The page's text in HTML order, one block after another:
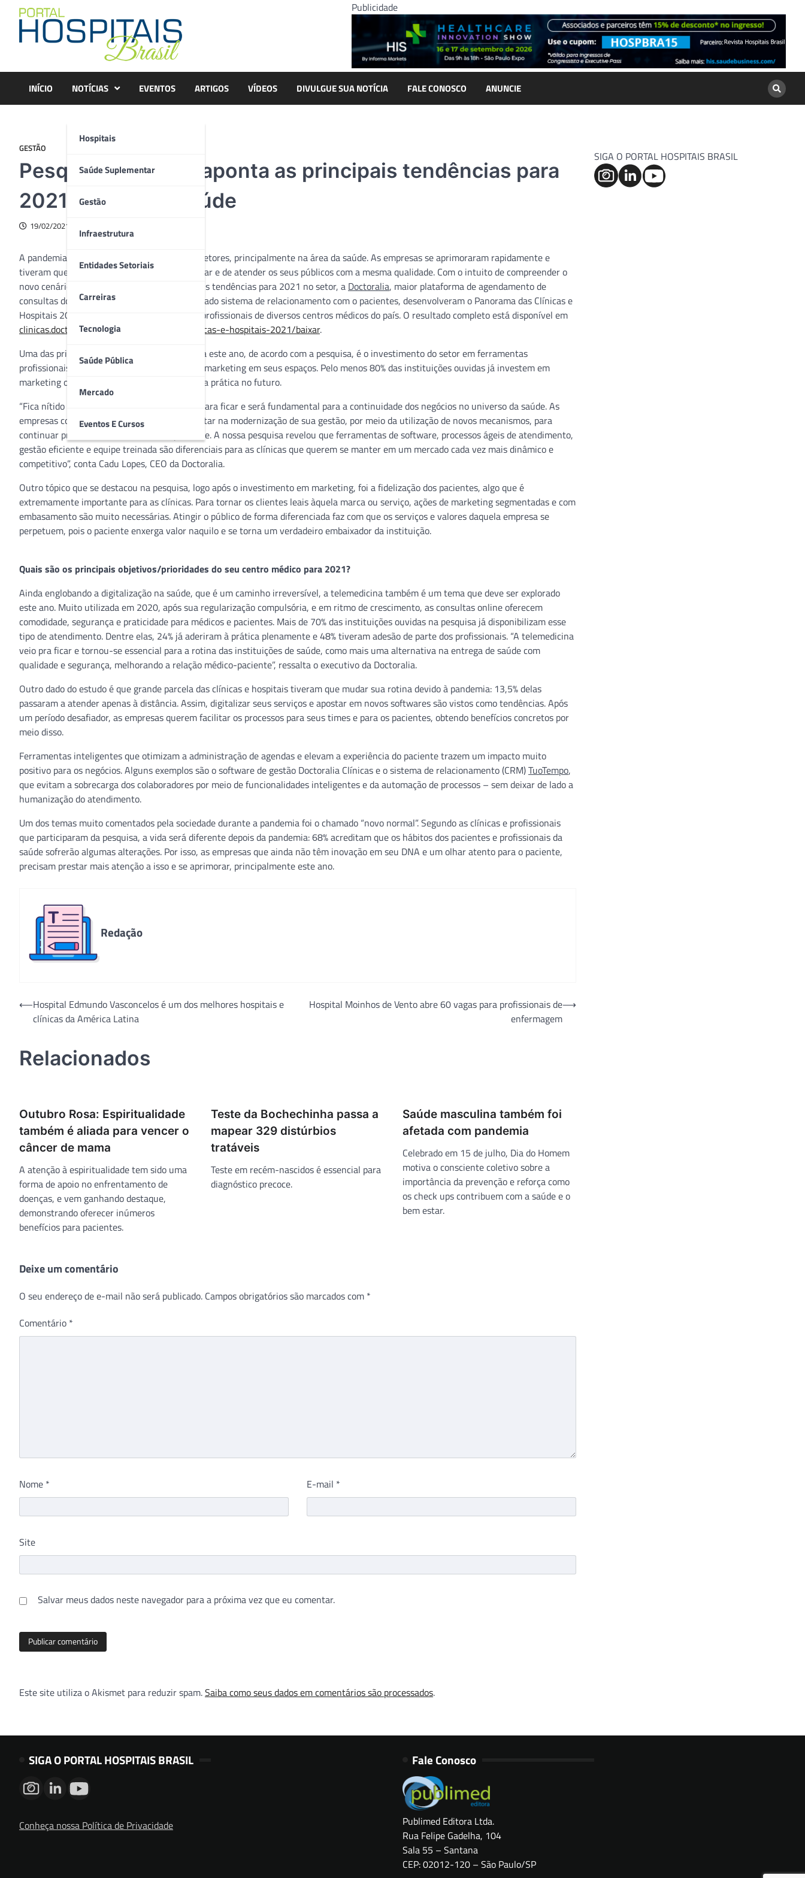
content
Publicidade
INÍCIO NOTÍCIAS
Hospitais
Saúde Suplementar
Gestão
Infraestrutura
Entidades Setoriais
Carreiras
Tecnologia
Saúde Pública
Mercado
Eventos E Cursos
EVENTOS ARTIGOS VÍDEOS DIVULGUE SUA NOTÍCIA FALE CONOSCO ANUNCIE
GESTÃO
Pesquisa nacional aponta as principais tendências para
2021 na área da saúde
19/02/2021
A pandemia transformou a rotina de muitos setores, principalmente na área da saúde. As empresas se aprimoraram rapidamente e
tiveram que criar novas formas de se relacionar e de atender os seus públicos com a mesma qualidade. Com o intuito de compreender o
novo cenário desafiador e apontar as principais tendências para 2021 no setor, a Doctoralia, maior plataforma de agendamento de
consultas do mundo, e o TuoTempo, um avançado sistema de relacionamento com o pacientes, desenvolveram o Panorama das Clínicas e
Hospitais 2021, estudo que entrevistou 340 profissionais de diversos centros médicos do país. O resultado completo está disponível em
clinicas.doctoralia.com.br/panorama-das-clinicas-e-hospitais-2021/baixar.
Uma das principais tendências apontadas para este ano, de acordo com a pesquisa, é o investimento do setor em ferramentas
profissionais para aplicação de estratégias de marketing em seus espaços. Pelo menos 80% das instituições ouvidas já investem em
marketing ou têm a intenção de investir nessa prática no futuro.
“Fica nítido que a transformação digital veio para ficar e será fundamental para a continuidade dos negócios no universo da saúde. As
empresas compreenderam que precisam apostar na modernização de sua gestão, por meio da utilização de novos mecanismos, para
continuar prestando atendimento de qualidade. A nossa pesquisa revelou que ferramentas de software, processos ágeis de atendimento,
gestão eficiente e equipe treinada são diferenciais para as clínicas que querem se manter em um mercado cada vez mais dinâmico e
competitivo”, conta Cadu Lopes, CEO da Doctoralia.
Outro tópico que se destacou na pesquisa, logo após o investimento em marketing, foi a fidelização dos pacientes, algo que é
extremamente importante para as clínicas. Para tornar os clientes leais àquela marca ou serviço, ações de marketing segmentadas e com
embasamento são muito necessárias. Atingir o público de forma diferenciada faz com que os serviços e valores daquela empresa se
perpetuem, pois o paciente enxerga valor naquilo e se torna um verdadeiro embaixador da instituição.
Quais são os principais objetivos/prioridades do seu centro médico para 2021?
Ainda englobando a digitalização na saúde, que é um caminho irreversível, a telemedicina também é um tema que deve ser explorado
este ano. Muito utilizada em 2020, após sua regularização compulsória, e em ritmo de crescimento, as consultas online oferecem
comodidade, segurança e praticidade para médicos e pacientes. Mais de 70% das instituições ouvidas na pesquisa já disponibilizam esse
tipo de atendimento. Dentre elas, 24% já aderiram à prática plenamente e 48% tiveram adesão de parte dos profissionais. “A telemedicina
veio pra ficar e tornou-se essencial para a rotina das instituições de saúde, como mais uma alternativa na entrega de saúde com
qualidade e segurança, melhorando a relação médico-paciente”, ressalta o executivo da Doctoralia.
Outro dado do estudo é que grande parcela das clínicas e hospitais tiveram que mudar sua rotina devido à pandemia: 13,5% delas
passaram a atender apenas à distância. Assim, digitalizar seus serviços e apostar em novos softwares são vistos como tendências. Após
um período desafiador, as empresas querem facilitar os processos para seus times e para os pacientes, obtendo benefícios concretos por
meio disso.
Ferramentas inteligentes que otimizam a administração de agendas e elevam a experiência do paciente trazem um impacto muito
positivo para os negócios. Alguns exemplos são o software de gestão Doctoralia Clínicas e o sistema de relacionamento (CRM)TuoTempo,
que evitam a sobrecarga dos colaboradores por meio de funcionalidades inteligentes e da automação de processos – sem deixar de lado a
humanização do atendimento.
Um dos temas muito comentados pela sociedade durante a pandemia foi o chamado “novo normal”. Segundo as clínicas e profissionais
que participaram da pesquisa, a vida será diferente depois da pandemia: 68% acreditam que os hábitos dos pacientes e profissionais da
saúde sofrerão algumas alterações. Por isso, as empresas que ainda não têm inovação em seu DNA e um olhar atento para o paciente,
precisam prestar mais atenção a isso e se aprimorar, principalmente este ano.
Redação
Navegação
⟵Hospital Edmundo Vasconcelos é um dos melhores hospitais e
clínicas da América Latina
Hospital Moinhos de Vento abre 60 vagas para profissionais de
enfermagem
⟶
Relacionados
Outubro Rosa: Espiritualidade
também é aliada para vencer o
câncer de mama
A atenção à espiritualidade tem sido uma
forma de apoio no enfrentamento de
doenças, e vem ganhando destaque,
demonstrando oferecer inúmeros
benefícios para pacientes.
Teste da Bochechinha passa a
mapear 329 distúrbios
tratáveis
Teste em recém-nascidos é essencial para
diagnóstico precoce.
Saúde masculina também foi
afetada com pandemia
Celebrado em 15 de julho, Dia do Homem
motiva o consciente coletivo sobre a
importância da prevenção e reforça como
os check ups contribuem com a saúde e o
bem estar.
Deixe um comentário
O seu endereço de e-mail não será publicado. Campos obrigatórios são marcados com *
Comentário *
Nome * E-mail *
Site
Salvar meus dados neste navegador para a próxima vez que eu comentar.
Este site utiliza o Akismet para reduzir spam.Saiba como seus dados em comentários são processados.
SIGA O PORTAL HOSPITAIS BRASIL
SIGA O PORTAL HOSPITAIS BRASIL
Conheça nossa Política de Privacidade
Fale Conosco
Publimed Editora Ltda.
Rua Felipe Gadelha, 104
Sala 55 – Santana
CEP: 02012-120 – São Paulo/SP